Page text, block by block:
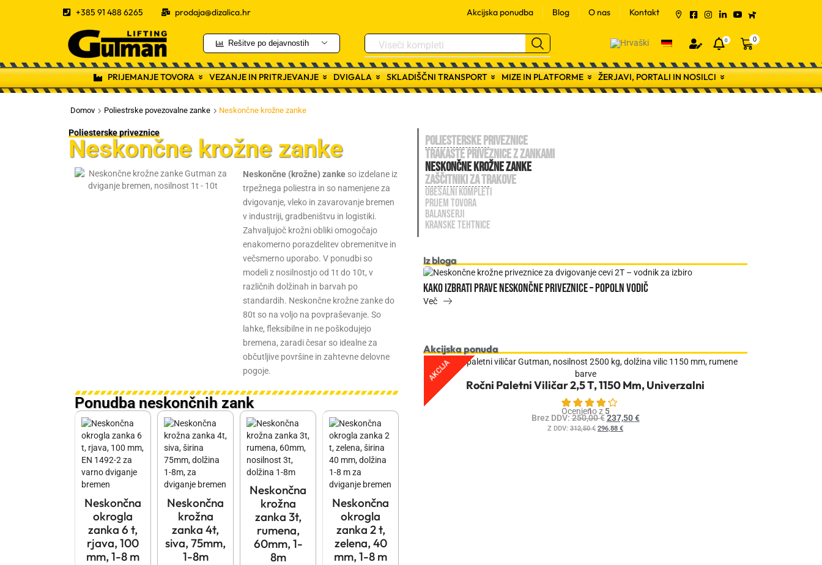
+385 91 488 6265 prodaja@dizalica.hr Akcijska ponudba Blog O nas Kontakt
Rešitve po dejavnostih Viseči kompleti 0 0
PRIJEMANJE TOVORA VEZANJE IN PRITRJEVANJE DVIGALA SKLADIŠČNI TRANSPORT MIZE IN PLATFORME ŽERJAVI, PORTALI IN NOSILCI
Domov Poliestrske povezovalne zanke Neskončne krožne zanke
Poliesterske priveznice
Neskončne krožne zanke
Neskončne (krožne) zanke so izdelane iz
trpežnega poliestra in so namenjene za
dvigovanje, vleko in zavarovanje bremen
v industriji, gradbeništvu in logistiki.
Zahvaljujoč krožni obliki omogočajo
enakomerno porazdelitev obremenitve in
večsmerno uporabo. V ponudbi so
modeli z nosilnostjo od 1t do 10t, v
različnih dolžinah in barvah po
standardih. Neskončne krožne zanke do
80t so na voljo na povpraševanje. So
lahke, fleksibilne in ne poškodujejo
bremena, zaradi česar so idealne za
občutljive površine in zahtevne delovne
pogoje.
Neskončna
okrogla
zanka 6 t,
rjava, 100
mm, 1-8 m
Neskončna
krožna
zanka 4t,
siva, 75mm,
1-8m
Neskončna
krožna
zanka 3t,
rumena,
60mm, 1-
8m
Neskončna
okrogla
zanka 2 t,
zelena, 40
mm, 1-8 m
Ponudba neskončnih zank
POLIESTERSKE PRIVEZNICE
Trakaste priveznice z zankami
NESKONČNE krožne ZANKE
Zaščitniki za trakove
OBEŠALNI KOMPLETI
PRIJEM TOVORA
BALANSERJI
KRANSKE TEHTNICE
Iz bloga
Kako izbrati prave neskončne priveznice – popoln vodič
Trakovi za dvigovanje bremen, pasovi ali poliesterne priveznice
Akcijska ponuda
Ročni Paletni Viličar 2,5 T, 1150 Mm, Univerzalni
Ocenjeno z5.00
1
AKCIJA
Brez DDV:250,00€ 237,50€
Z DDV: 312,50€ 296,88 €